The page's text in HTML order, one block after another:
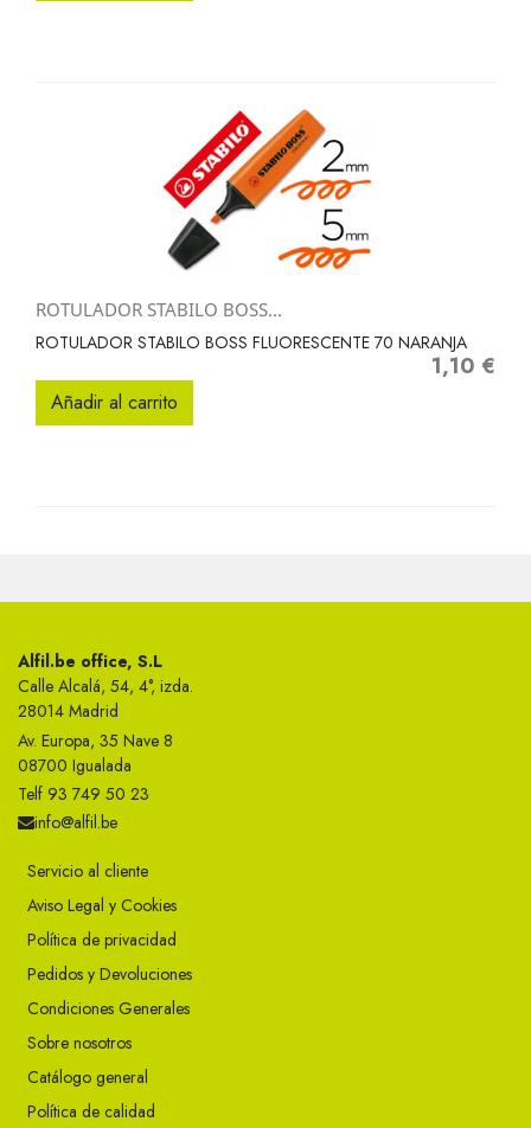
ROTULADOR STABILO BOSS...
ROTULADOR STABILO BOSS FLUORESCENTE 70 NARANJA
Precio
1,10 €
Añadir al carrito
Alfil.be office, S.L
Calle Alcalá, 54, 4°, izda.
28014 Madrid
Av. Europa, 35 Nave 8
08700 Igualada
Telf 93 749 50 23
info@alfil.be
Servicio al cliente
Aviso Legal y Cookies
Política de privacidad
Pedidos y Devoluciones
Condiciones Generales
Sobre nosotros
Catálogo general
Política de calidad